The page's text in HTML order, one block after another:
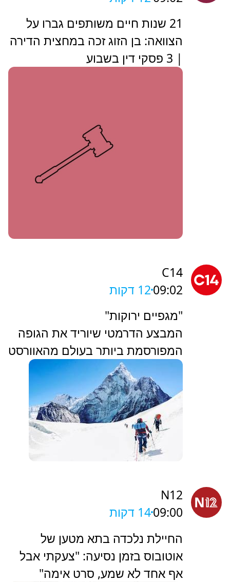
21 שנות חיים משותפים גברו על
הצוואה: בן הזוג זכה במחצית הדירה
| 3 פסקי דין בשבוע
C14
09:0212 דקות
"מגפיים ירוקות"
המבצע הדרמטי שיוריד את הגופה
המפורסמת ביותר בעולם מהאוורסט
N12
09:0014 דקות
החיילת נלכדה בתא מטען של
אוטובוס בזמן נסיעה: "צעקתי אבל
אף אחד לא שמע, סרט אימה"